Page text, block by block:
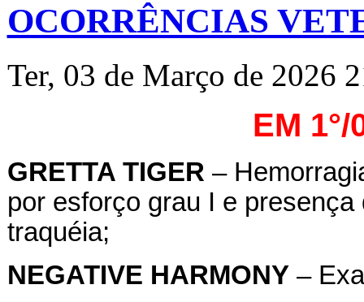
OCORRÊNCIAS
Ter, 03 de Março de 2026
EM 1°/
GRETTA TIGER –
por esforço grau I e
traquéia;
NEGATIVE HARMONY–